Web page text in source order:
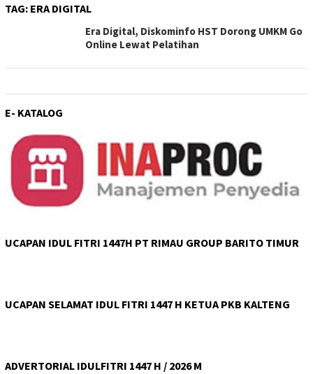
TAG: ERA DIGITAL
Era Digital, Diskominfo HST Dorong UMKM Go
Online Lewat Pelatihan
E- KATALOG
UCAPAN IDUL FITRI 1447H PT RIMAU GROUP BARITO TIMUR
UCAPAN SELAMAT IDUL FITRI 1447 H KETUA PKB KALTENG
ADVERTORIAL IDULFITRI 1447 H / 2026 M